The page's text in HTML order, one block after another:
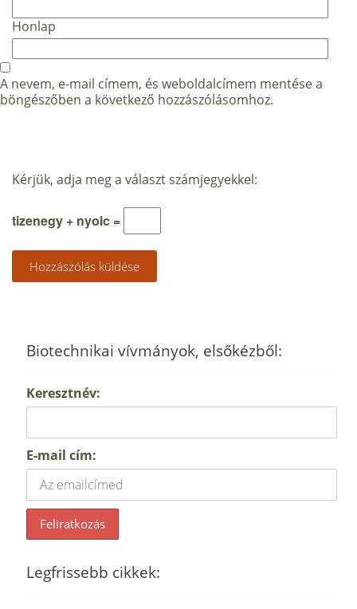
Honlap
A nevem, e-mail címem, és weboldalcímem mentése a
böngészőben a következő hozzászólásomhoz.
Kérjük, adja meg a választ számjegyekkel:
tizenegy + nyolc =
Biotechnikai vívmányok, elsőkézből:
Keresztnév:
E-mail cím:
Legfrissebb cikkek: